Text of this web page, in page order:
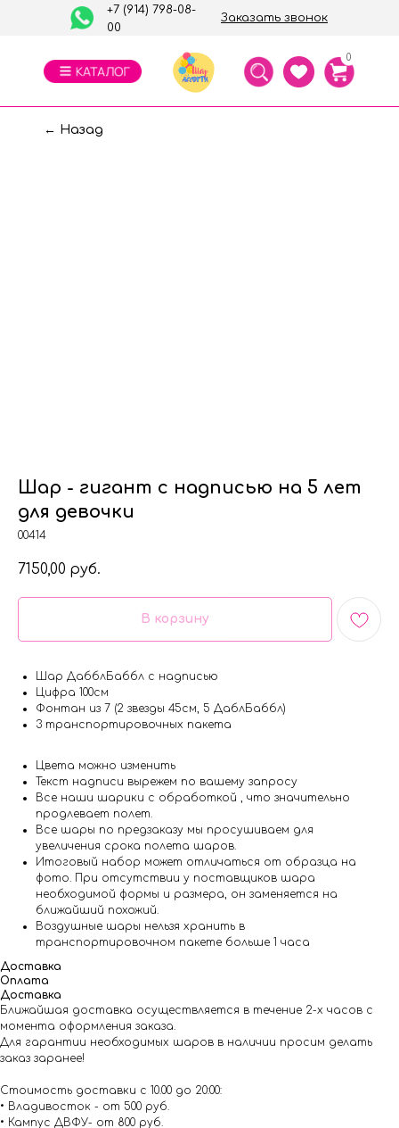
Заказать звонок
+7 (914) 798-08-
00
0
← Назад
Шар - гигант с надписью на 5 лет
для девочки
00414
7150,00 руб.
В корзину
Шар ДабблБаббл с надписью
Цифра 100см
Фонтан из 7 (2 звезды 45см, 5 ДаблБаббл)
3 транспортировочных пакета
Цвета можно изменить
Текст надписи вырежем по вашему запросу
Все наши шарики с обработкой , что значительно
продлевает полет.
Все шары по предзаказу мы просушиваем для
увеличения срока полета шаров.
Итоговый набор может отличаться от образца на
фото. При отсутствии у поставщиков шара
необходимой формы и размера, он заменяется на
ближайший похожий.
Воздушные шары нельзя хранить в
транспортировочном пакете больше 1 часа
Доставка
Оплата
Доставка
Ближайшая доставка осуществляется в течение 2-х часов с
момента оформления заказа.
Для гарантии необходимых шаров в наличии просим делать
заказ заранее!
Стоимость доставки с 10.00 до 20:00:
• Владивосток - от 500 руб.
• Кампус ДВФУ- от 800 руб.